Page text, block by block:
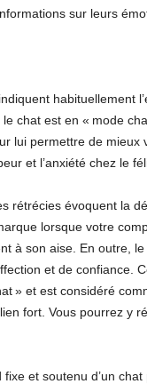
sur leurs
habituellement
le chat est en « mode
lui permettre de mieux
et l’anxiété chez le
rétrécies évoquent la
lorsque votre
à son aise. En outre,
et de confiance.
» et est considéré
fort. Vous pourrez y
et soutenu d’un